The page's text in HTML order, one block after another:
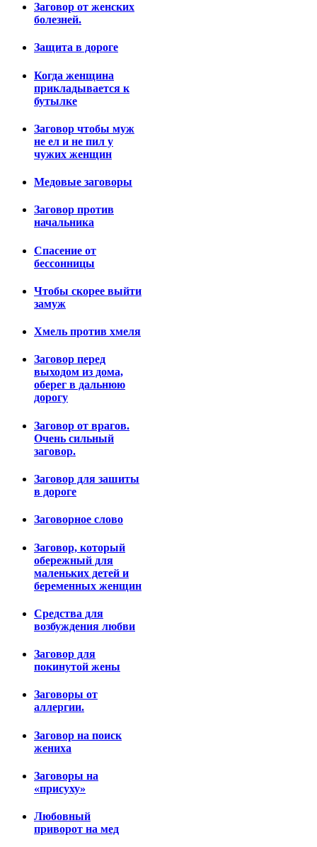
Заговор от женских
болезней.
Защита в дороге
Когда женщина
прикладывается к
бутылке
Заговор чтобы муж
не ел и не пил у
чужих женщин
Медовые заговоры
Заговор против
начальника
Спасение от
бессонницы
Чтобы скорее выйти
замуж
Хмель против хмеля
Заговор перед
выходом из дома,
оберег в дальнюю
дорогу
Заговор от врагов.
Очень сильный
заговор.
Заговор для зашиты
в дороге
Заговорное слово
Заговор, который
обережный для
маленьких детей и
беременных женщин
Средства для
возбуждения любви
Заговор для
покинутой жены
Заговоры от
аллергии.
Заговор на поиск
жениха
Заговоры на
«присуху»
Любовный
приворот на мед